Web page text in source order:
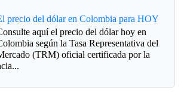
precio del dólar en Colombia para HOY
aquí el precio del dólar hoy en
según la Tasa Representativa del
(TRM) oficial certificada por la